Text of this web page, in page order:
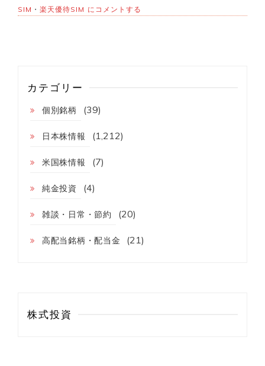
SIM ・ 楽天優待SIM 衝
撃
無
SIM
ま
た！
にコメントする
カテゴリー
個別銘柄 (39)
日本株情報 (1,212)
米国株情報 (7)
純金投資 (4)
雑談・日常・節約 (20)
高配当銘柄・配当金 (21)
株式投資